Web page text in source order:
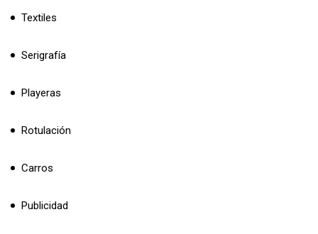
Textiles
Serigrafía
Playeras
Rotulación
Carros
Publicidad